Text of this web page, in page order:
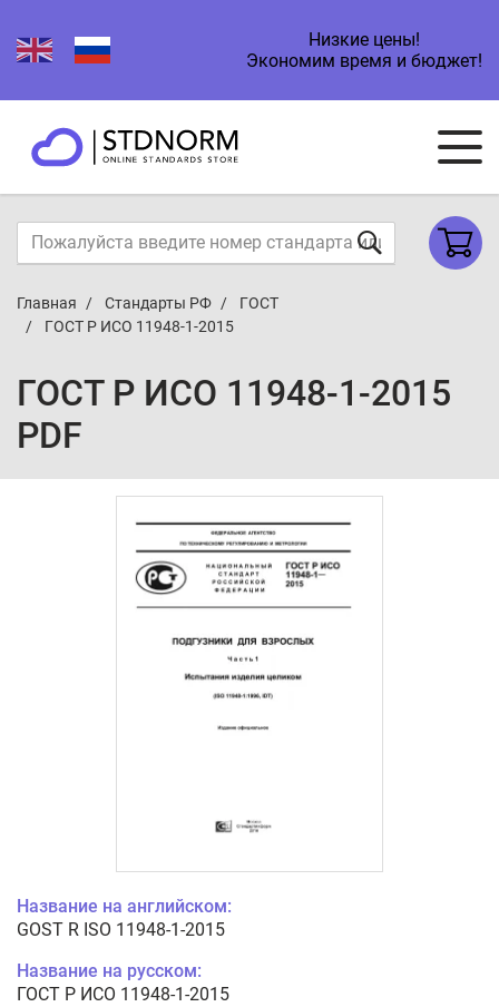
Низкие цены!
Экономим время и бюджет!
Главная Стандарты РФ
ГОСТ
ГОСТ Р ИСО 11948-1-2015
ГОСТ Р ИСО 11948-1-2015
PDF
Название на английском:
GOST R ISO 11948-1-2015
Название на русском:
ГОСТ Р ИСО 11948-1-2015